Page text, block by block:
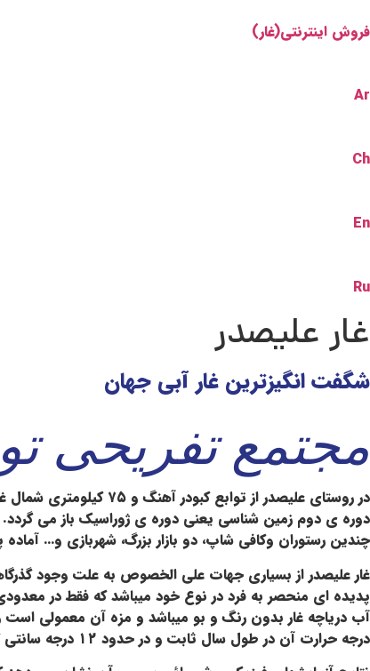
فروش اینترنتی(غار)
Ar
Ch
En
Ru
غار علیصدر
شگفت انگیزترین غار آبی جهان
مجتمع تفريحی
در روستای علیصدر
دوره ی دوم زمین شناسی یعنی دوره ی ژوراسیک باز می گردد.
چندین رستوران وکافی شاپ، دو بازار بزرگ، شهربازی و… آماده
غار علیصدر از بسیاری جهات علی الخصوص به علت وجود
پدیده ای منحصر به فرد در نوع خود میباشد که فقط در معدودی
آب دریاچه غار بدون رنگ و بو میباشد و مزه آن معمولی
درجه حرارت آن در طول سال ثابت و در حدود ۱۲ درجه سانتی گراد و به قدری زلال است که تا عمق ۱۰ متری با نور معمولی و چشم غیر مسلح بخوبی قابل رویت است.